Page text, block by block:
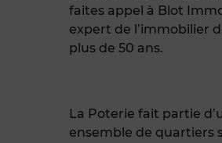
faites appel à Blot
expert de l’immobilier
plus de 50 ans.
La Poterie fait partie
ensemble de quartiers